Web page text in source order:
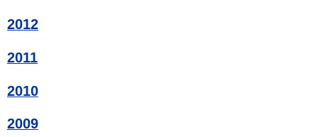
2012
2011
2010
2009